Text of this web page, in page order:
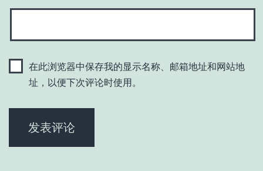
在此浏览器中保存我的显示名称、邮箱地址和网站地
址，以便下次评论时使用。